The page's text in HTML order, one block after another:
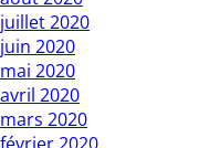
juillet 2020
juin 2020
mai 2020
avril 2020
mars 2020